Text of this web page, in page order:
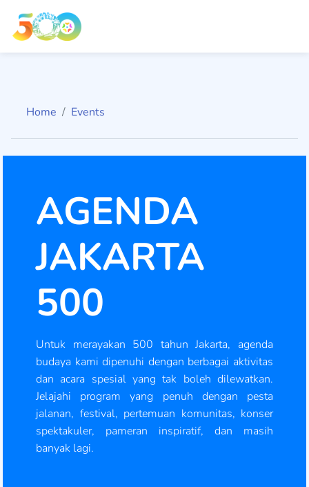
Home Events
AGENDA
JAKARTA
500
Untuk merayakan 500 tahun Jakarta, agenda
budaya kami dipenuhi dengan berbagai aktivitas
dan acara spesial yang tak boleh dilewatkan.
Jelajahi program yang penuh dengan pesta
jalanan, festival, pertemuan komunitas, konser
spektakuler, pameran inspiratif, dan masih
banyak lagi.